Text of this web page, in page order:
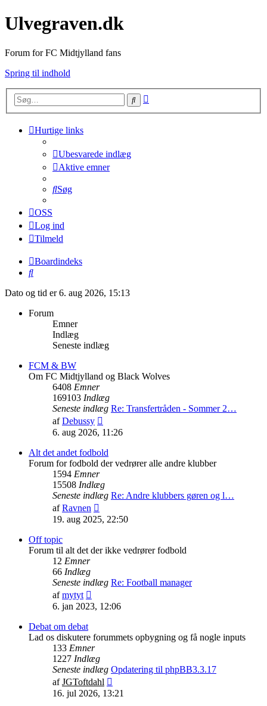
Ulvegraven.dk
Forum for FC Midtjylland fans
Spring til indhold
Søg
Hurtige links
Ubesvarede indlæg
Aktive emner
Søg
OSS
Log ind
Tilmeld
Boardindeks
Søg
Dato og tid er 6. aug 2026, 15:13
Forum
Emner
Indlæg
Seneste indlæg
FCM & BW
Om FC Midtjylland og Black Wolves
6408 Emner
169103 Indlæg
Seneste indlæg Re: Transfertråden - Sommer 2…
afDebussy
det
indlæg
6. aug 2026, 11:26
Alt det andet fodbold
Forum for fodbold der vedrører alle andre klubber
1594 Emner
15508 Indlæg
Seneste indlæg Re: Andre klubbers gøren og l…
afRavnen
det
19. aug 2025, 22:50
Off topic
Forum til alt det der ikke vedrører fodbold
12 Emner
66 Indlæg
Seneste indlæg Re: Football manager
afmytyt
det
6. jan 2023, 12:06
Debat om debat
Lad os diskutere forummets opbygning og få nogle inputs
133 Emner
1227 Indlæg
Seneste indlæg Opdatering til phpBB3.3.17
afJGToftdahl
det
16. jul 2026, 13:21